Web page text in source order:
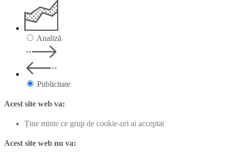
Analiză
Publicitate
Acest site web va:
Ține minte ce grup de cookie-uri ai acceptat
Acest site web nu va: